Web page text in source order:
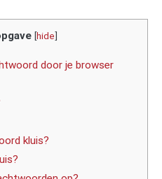
[hide]
door je browser
kluis?